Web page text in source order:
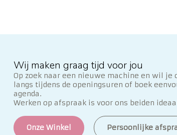
Wij maken graag tijd voor jou
Op zoek naar een nieuwe machine en wil
langs tijdens de openingsuren of boek
agenda.
Werken op afspraak is voor ons beiden
Onze Winkel Persoonlijke